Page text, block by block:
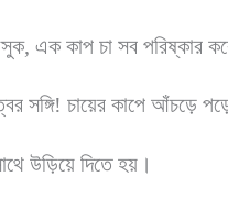
এক কাপ চা সব পরিষ্কার
সঙ্গি! চায়ের কাপে আঁচড়ে
উড়িয়ে দিতে হয়।